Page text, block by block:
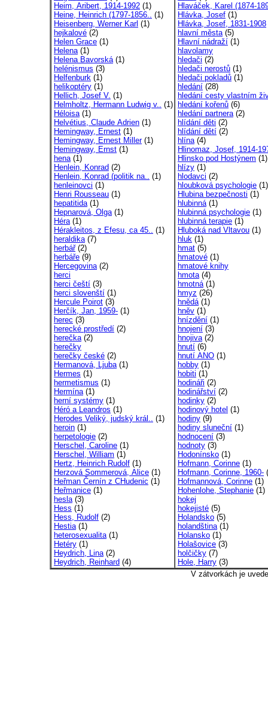
Heim, Aribert, 1914-1992 (1)
Heine, Heinrich (1797-1856.. (1)
Heisenberg, Werner Karl (1)
hejkalové (2)
Helen Grace (1)
Helena(1)
Helena Bavorská(1)
helénismus (3)
Helfenburk (1)
helikoptéry (1)
Hellich, Josef V. (1)
Helmholtz, Hermann Ludwig v.. (1)
Héloisa(1)
Helvétius, Claude Adrien (1)
Hemingway, Ernest (1)
Hemingway, Ernest Miller(1)
Hemingway, Ernst (1)
hena(1)
Henlein, Konrad (2)
Henlein, Konrad (politik na.. (1)
henleinovci (1)
Henri Rousseau (1)
hepatitida(1)
Hepnarová, Olga(1)
Héra(1)
Hérakleitos, z Efesu, ca 45.. (1)
heraldika(7)
herbář(2)
herbáře (9)
Hercegovina(2)
herci
herci čeští (3)
herci slovenští (1)
Hercule Poirot (3)
Herčík, Jan, 1959- (1)
herec (3)
herecké prostředí (2)
herečka(2)
herečky
herečky české (2)
Hermanová, Ljuba(1)
Hermes (1)
hermetismus (1)
Hermína(1)
herní systémy (1)
Héró a Leandros (1)
Herodes Veliký, judský král.. (1)
heroin (1)
herpetologie (2)
Herschel, Caroline (1)
Herschel, William (1)
Hertz, Heinrich Rudolf (1)
Herzová Sommerová, Alice (1)
Heřman Černín z CHudenic (1)
Heřmanice (1)
hesla(3)
Hess (1)
Hess, Rudolf (2)
Hestia(1)
heterosexualita(1)
Hetéry (1)
Heydrich, Lina(2)
Heydrich, Reinhard (4)
Hlaváček, Karel (1874-
Hlávka, Josef (1)
Hlávka, Josef, 1831-1908
hlavní města(5)
Hlavní nádraží (1)
hlavolamy
hledači (2)
hledači nerostů (1)
hledači pokladů (1)
hledání (28)
hledání cesty vlastním
hledání kořenů (6)
hledání partnera(2)
hlídání děti (2)
hlídání dětí (2)
hlína(4)
Hlinomaz, Josef, 1914-
Hlinsko pod Hostýnem (1)
hlízy (1)
hlodavci (2)
hloubková psychologie (1)
Hlubina bezpečnosti (1)
hlubinná(1)
hlubinná psychologie (1)
hlubinná terapie (1)
Hluboká nad Vltavou (1)
hluk (1)
hmat (5)
hmatové (1)
hmatové knihy
hmota(4)
hmotná(1)
hmyz (26)
hnědá(1)
hněv (1)
hnízdění (1)
hnojení (3)
hnojiva(2)
hnutí (6)
hnutí ANO (1)
hobby (1)
hobiti (1)
hodináři (2)
hodinářství (2)
hodinky (2)
hodinový hotel (1)
hodiny (9)
hodiny sluneční (1)
hodnocení (3)
hodnoty (3)
Hodonínsko (1)
Hofmann, Corinne (1)
Hofmann, Corinne, 1960-
Hofmannová, Corinne (1)
Hohenlohe, Stephanie (1)
hokej
hokejisté (5)
Holandsko (5)
holandština(1)
Holansko (1)
Holašovice (3)
holčičky (7)
Hole, Harry (3)
V zátvorkách je